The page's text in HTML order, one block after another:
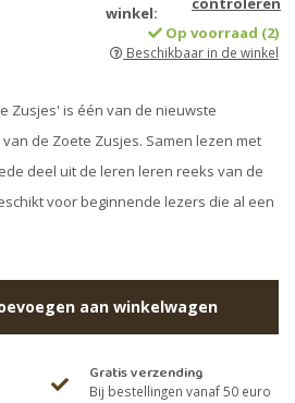
winkel:
Op voorraad (2)
Beschikbaar in de winkel
Zusjes' is één van de nieuwste
de Zoete Zusjes. Samen lezen met
deel uit de leren leren reeks van de
voor beginnende lezers die al een
aan winkelwagen
Gratis verzending
Bij bestellingen vanaf 50 euro